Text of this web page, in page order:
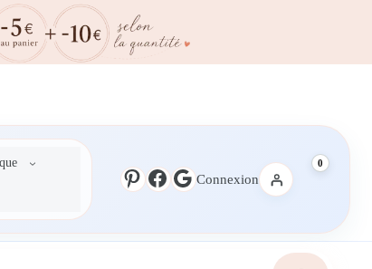
Pinterest
Facebook
Google
Connexion
0